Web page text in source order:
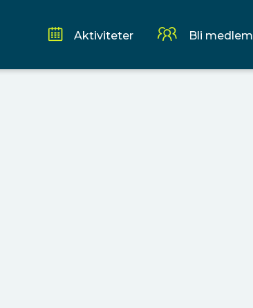
Aktiviteter Bli medlem